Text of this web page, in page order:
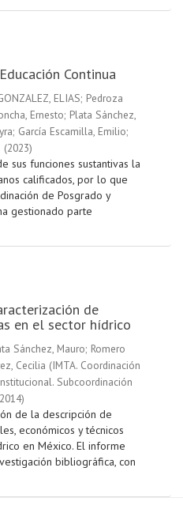
Continua
ELIAS; Pedroza
Ernesto; Plata Sánchez,
; García Escamilla, Emilio;
(2023)
sus funciones sustantivas la
calificados, por lo que
de Posgrado y
gestionado parte
de
en el sector hídrico
Sánchez, Mauro; Romero
Cecilia (IMTA. Coordinación
Subcoordinación
2014)
de la descripción de
económicos y técnicos
en México. El informe
bibliográfica, con